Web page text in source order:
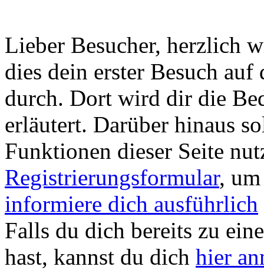
Lieber Besucher, herzlich
dies dein erster Besuch
durch. Dort wird dir die
erläutert. Darüber hinaus
Funktionen dieser Seite
Registrierungsformular,
informiere dich ausführlich
Falls du dich bereits zu
hast, kannst du dich hier